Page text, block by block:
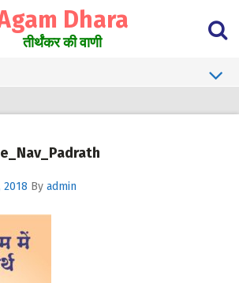
Dhara
तीर्थंकर की वाणी
2018 By admin